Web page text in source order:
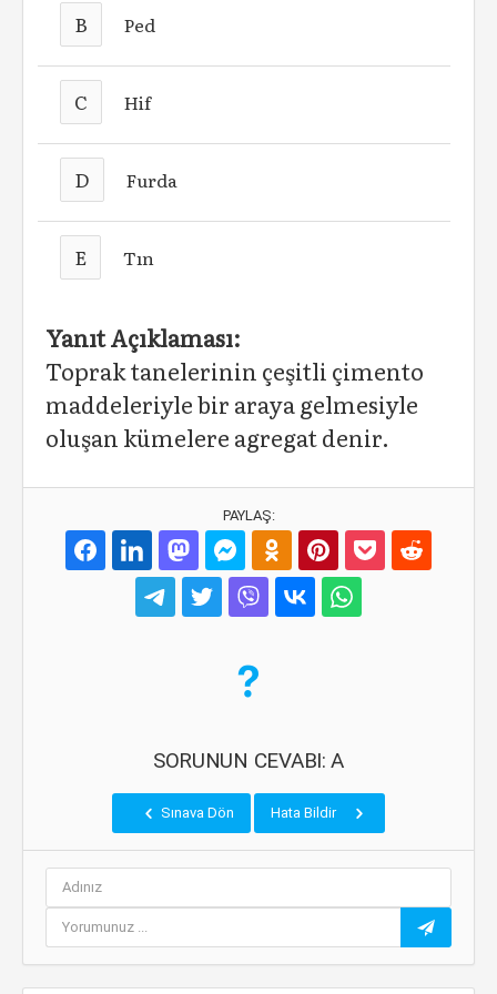
B Ped
C Hif
D Furda
E Tın
Yanıt Açıklaması:
Toprak tanelerinin çeşitli çimento
maddeleriyle bir araya gelmesiyle
oluşan kümelere agregat denir.
PAYLAŞ:
SORUNUN CEVABI: A
Sınava Dön Hata Bildir